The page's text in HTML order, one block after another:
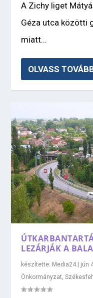
A Zichy liget
Géza utca közötti
miatt...
OLVASS
LEZÁRJÁK A
készítette: Media24 jún
Önkormányzat,